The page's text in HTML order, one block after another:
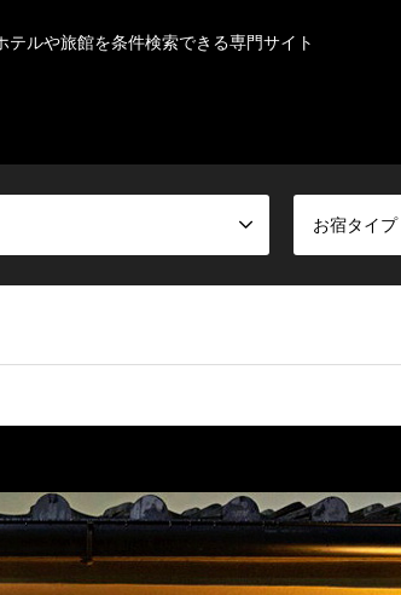
ルや旅館を条件検索できる専門サイト
お宿タイプ